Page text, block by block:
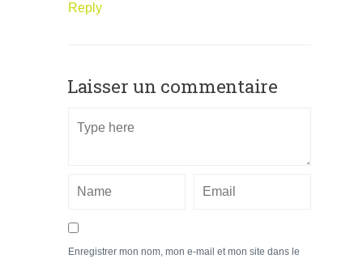
Reply
Laisser un commentaire
Enregistrer mon nom, mon e-mail et mon site dans le